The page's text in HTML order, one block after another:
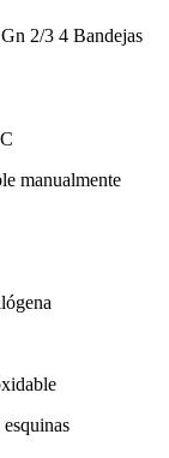
2/3 4 Bandejas
manualmente